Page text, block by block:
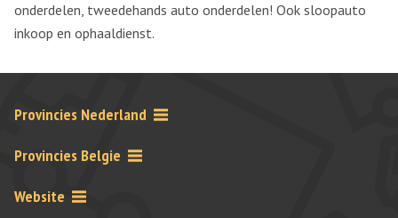
onderdelen, tweedehands auto onderdelen! Ook sloopauto
inkoop en ophaaldienst.
Provincies Nederland
Provincies Belgie
Website